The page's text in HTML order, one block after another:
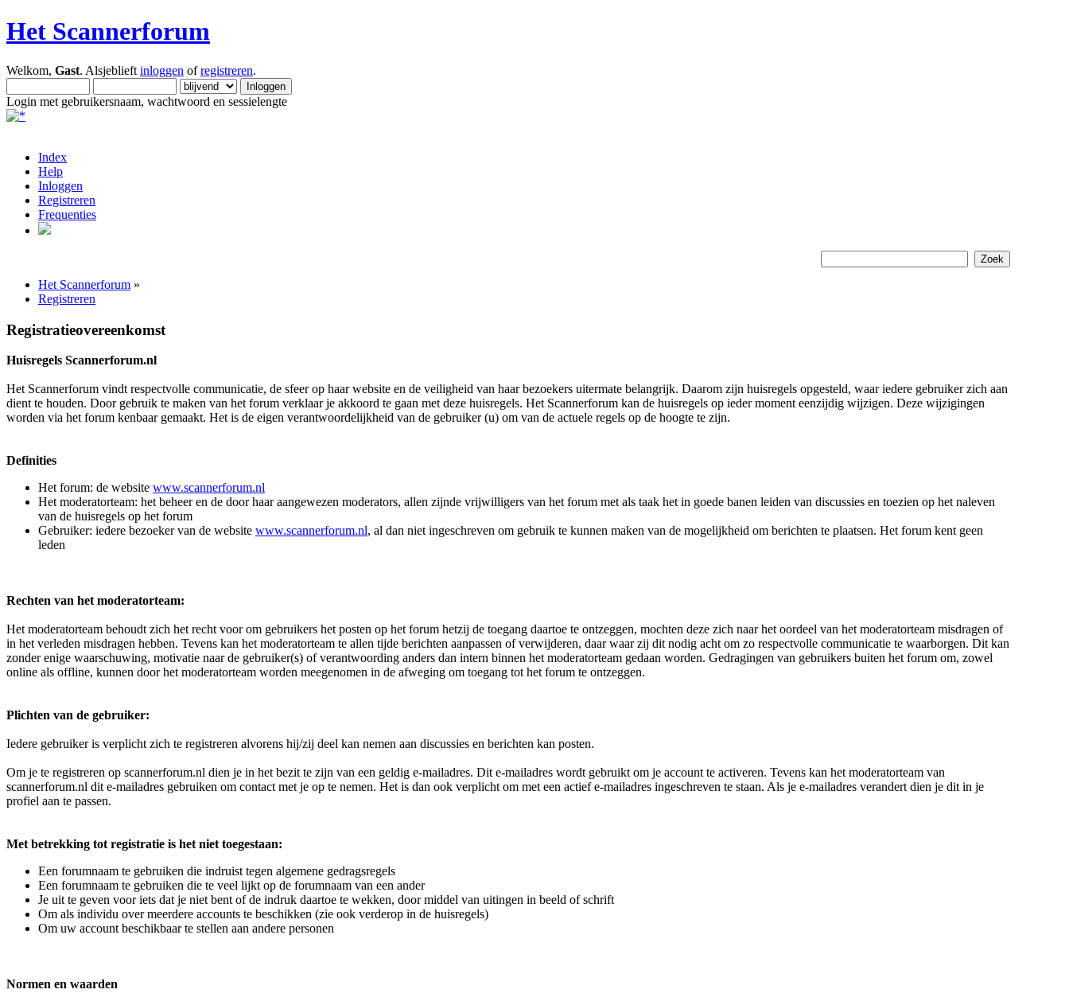
Het Scannerforum
Welkom, Gast. Alsjeblieft inloggen ofregistreren.
Login met gebruikersnaam, wachtwoord en sessielengte
Index
Help
Inloggen
Registreren
Frequenties
Het Scannerforum »
Registreren
Registratieovereenkomst
Huisregels Scannerforum.nl
Het Scannerforum vindt respectvolle communicatie, de sfeer op haar website en de veiligheid van haar bezoekers uitermate belangrijk. Daarom zijn huisregels opgesteld, waar iedere gebruiker zich aan
dient te houden. Door gebruik te maken van het forum verklaar je akkoord te gaan met deze huisregels. Het Scannerforum kan de huisregels op ieder moment eenzijdig wijzigen. Deze wijzigingen
worden via het forum kenbaar gemaakt. Het is de eigen verantwoordelijkheid van de gebruiker (u) om van de actuele regels op de hoogte te zijn.
Definities
Het forum: de website www.scannerforum.nl
Het moderatorteam: het beheer en de door haar aangewezen moderators, allen zijnde vrijwilligers van het forum met als taak het in goede banen leiden van discussies en toezien op het naleven
van de huisregels op het forum
Gebruiker: iedere bezoeker van de website www.scannerforum.nl, al dan niet ingeschreven om gebruik te kunnen maken van de mogelijkheid om berichten te plaatsen. Het forum kent geen
leden
Rechten van het moderatorteam:
Het moderatorteam behoudt zich het recht voor om gebruikers het posten op het forum hetzij de toegang daartoe te ontzeggen, mochten deze zich naar het oordeel van het moderatorteam misdragen of
in het verleden misdragen hebben. Tevens kan het moderatorteam te allen tijde berichten aanpassen of verwijderen, daar waar zij dit nodig acht om zo respectvolle communicatie te waarborgen. Dit kan
zonder enige waarschuwing, motivatie naar de gebruiker(s) of verantwoording anders dan intern binnen het moderatorteam gedaan worden. Gedragingen van gebruikers buiten het forum om, zowel
online als offline, kunnen door het moderatorteam worden meegenomen in de afweging om toegang tot het forum te ontzeggen.
Plichten van de gebruiker:
Iedere gebruiker is verplicht zich te registreren alvorens hij/zij deel kan nemen aan discussies en berichten kan posten.
Om je te registreren op scannerforum.nl dien je in het bezit te zijn van een geldig e-mailadres. Dit e-mailadres wordt gebruikt om je account te activeren. Tevens kan het moderatorteam van
scannerforum.nl dit e-mailadres gebruiken om contact met je op te nemen. Het is dan ook verplicht om met een actief e-mailadres ingeschreven te staan. Als je e-mailadres verandert dien je dit in je
profiel aan te passen.
Met betrekking tot registratie is het niet toegestaan:
Een forumnaam te gebruiken die indruist tegen algemene gedragsregels
Een forumnaam te gebruiken die te veel lijkt op de forumnaam van een ander
Je uit te geven voor iets dat je niet bent of de indruk daartoe te wekken, door middel van uitingen in beeld of schrift
Om als individu over meerdere accounts te beschikken (zie ook verderop in de huisregels)
Om uw account beschikbaar te stellen aan andere personen
Normen en waarden